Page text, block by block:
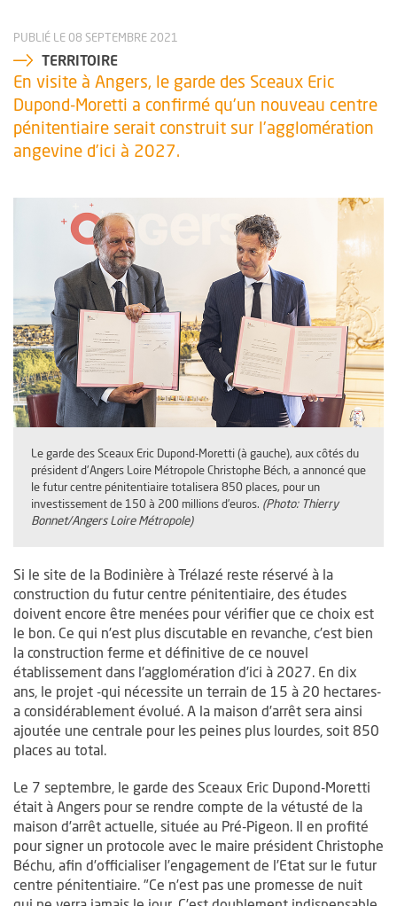
PUBLIÉ LE 08 SEPTEMBRE 2021
TERRITOIRE
En visite à Angers, le garde des Sceaux Eric
Dupond-Moretti a confirmé qu’un nouveau centre
pénitentiaire serait construit sur l’agglomération
angevine d’ici à 2027.
Le garde des Sceaux Eric Dupond-Moretti (à gauche), aux côtés du
président d'Angers Loire Métropole Christophe Béch, a annoncé que
le futur centre pénitentiaire totalisera 850 places, pour un
investissement de 150 à 200 millions d’euros. (Photo: Thierry
Bonnet/Angers Loire Métropole)
Si le site de la Bodinière à Trélazé reste réservé à la
construction du futur centre pénitentiaire, des études
doivent encore être menées pour vérifier que ce choix est
le bon. Ce qui n’est plus discutable en revanche, c’est bien
la construction ferme et définitive de ce nouvel
établissement dans l’agglomération d’ici à 2027. En dix
ans, le projet -qui nécessite un terrain de 15 à 20 hectares-
a considérablement évolué. A la maison d’arrêt sera ainsi
ajoutée une centrale pour les peines plus lourdes, soit 850
places au total.
Le 7 septembre, le garde des Sceaux Eric Dupond-Moretti
était à Angers pour se rendre compte de la vétusté de la
maison d’arrêt actuelle, située au Pré-Pigeon. Il en profité
pour signer un protocole avec le maire président Christophe
Béchu, afin d’officialiser l’engagement de l’Etat sur le futur
centre pénitentiaire. "Ce n’est pas une promesse de nuit